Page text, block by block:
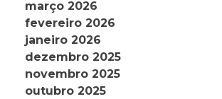
março 2026
fevereiro 2026
janeiro 2026
dezembro 2025
novembro 2025
outubro 2025